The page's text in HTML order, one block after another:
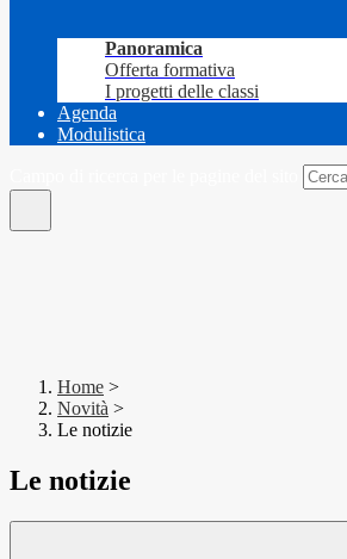
Panoramica
Offerta formativa
I progetti delle classi
Agenda
Modulistica
Home >
Novità >
Le notizie
Le notizie